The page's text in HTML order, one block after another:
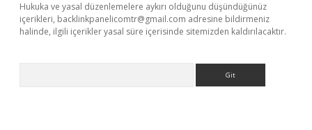
Hukuka ve yasal düzenlemelere aykırı olduğunu düşündüğünüz
içerikleri, backlinkpanelicomtr@gmail.com adresine bildirmeniz
halinde, ilgili içerikler yasal süre içerisinde sitemizden kaldırılacaktır.